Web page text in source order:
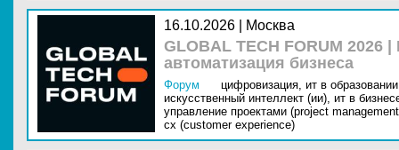
16.10.2026 | Москва
GLOBAL TECH FORUM
автоматизация бизнеса
Форум цифровизация, ит в
искусственный интеллект (ии), ит в
управление проектами (project
cx (customer experience)